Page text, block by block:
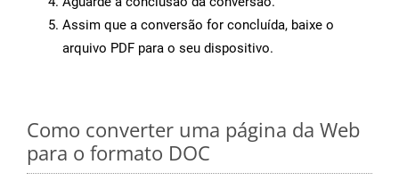
Assim que a conversão for concluída, baixe o
arquivo PDF para o seu dispositivo.
Como converter uma página da Web
para o formato DOC